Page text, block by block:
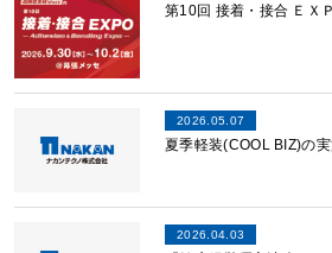
第10回 接着・接合 ＥＸ
2026.05.07
夏季軽装(COOL BIZ)の
2026.04.03